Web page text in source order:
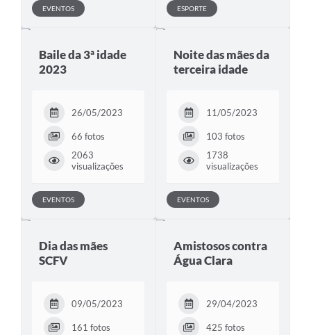
EVENTOS ESPORTE
Baile da 3ª idade
2023
26/05/2023
66 fotos
2063
visualizações
EVENTOS
Noite das mães da
terceira idade
11/05/2023
103 fotos
1738
visualizações
EVENTOS
Dia das mães
SCFV
09/05/2023
161 fotos
Amistosos contra
Água Clara
29/04/2023
425 fotos